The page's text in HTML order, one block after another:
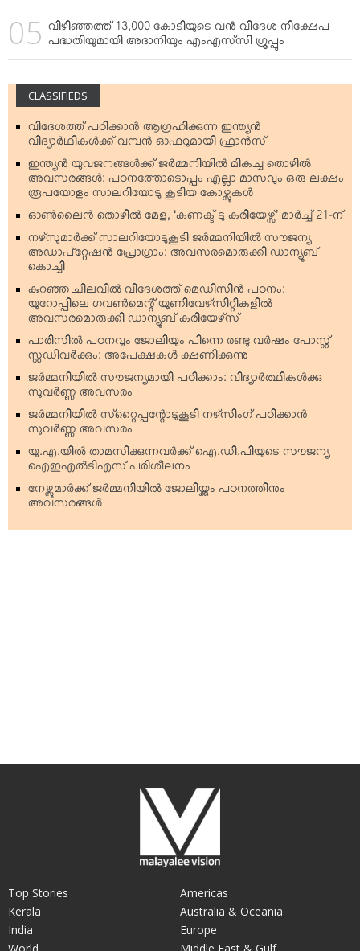
വിഴിഞ്ഞത്ത് 13,000 കോടിയുടെ വന്‍ വിദേശ നിക്ഷേപ
പദ്ധതിയുമായി അദാനിയും എംഎസ്‌സി ഗ്രൂപ്പും
CLASSIFIEDS
വിദേശത്ത് പഠിക്കാന്‍ ആഗ്രഹിക്കുന്ന ഇന്ത്യന്‍
വിദ്യാര്‍ഥികള്‍ക്ക് വമ്പന്‍ ഓഫറുമായി ഫ്രാന്‍സ്
ഇന്ത്യന്‍ യുവജനങ്ങള്‍ക്ക് ജര്‍മ്മനിയില്‍ മികച്ച തൊഴില്‍
അവസരങ്ങള്‍: പഠനത്തോടൊപ്പം എല്ലാ മാസവും ഒരു ലക്ഷം
രൂപയോളം സാലറിയോടു കൂടിയ കോഴ്സുകള്‍
ഓണ്‍ലൈന്‍ തൊഴില്‍ മേള, ‘കണക്ട് ടു കരിയേഴ്സ്’ മാര്‍ച്ച് 21-ന്
നഴ്‌സുമാര്‍ക്ക് സാലറിയോടുകൂടി ജര്‍മ്മനിയില്‍ സൗജന്യ
അഡാപ്റ്റേഷന്‍ പ്രോഗ്രാം: അവസരമൊരുക്കി ഡാന്യൂബ്
കൊച്ചി
കുറഞ്ഞ ചിലവില്‍ വിദേശത്ത് മെഡിസിന്‍ പഠനം:
യൂറോപ്പിലെ ഗവണ്‍മെന്റ് യൂണിവേഴ്‌സിറ്റികളില്‍
അവസരമൊരുക്കി ഡാന്യൂബ് കരിയേഴ്‌സ്
പാരിസില്‍ പഠനവും ജോലിയും പിന്നെ രണ്ടു വര്‍ഷം പോസ്റ്റ്
സ്റ്റഡിവര്‍ക്കും: അപേക്ഷകള്‍ ക്ഷണിക്കുന്നു
ജര്‍മ്മനിയില്‍ സൗജന്യമായി പഠിക്കാം: വിദ്യാര്‍ത്ഥികള്‍ക്കു
സുവര്‍ണ്ണ അവസരം
ജര്‍മ്മനിയില്‍ സ്‌റ്റൈപ്പന്റോടുകൂടി നഴ്‌സിംഗ് പഠിക്കാന്‍
സുവര്‍ണ്ണ അവസരം
യു.എ.യില്‍ താമസിക്കുന്നവര്‍ക്ക് ഐ.ഡി.പിയുടെ സൗജന്യ
ഐഇഎല്‍ടിഎസ് പരിശീലനം
നേഴ്സുമാര്‍ക്ക് ജര്‍മ്മനിയില്‍ ജോലിയ്ക്കും പഠനത്തിനും
അവസരങ്ങള്‍
Top Stories
Kerala
India
Americas
Australia & Oceania
Europe